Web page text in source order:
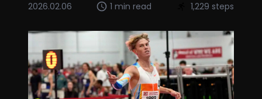
2026.02.06 1 min read 1,229 steps